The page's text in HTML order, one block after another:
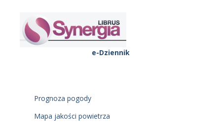
e-Dziennik
Prognoza pogody
Mapa jakości powietrza